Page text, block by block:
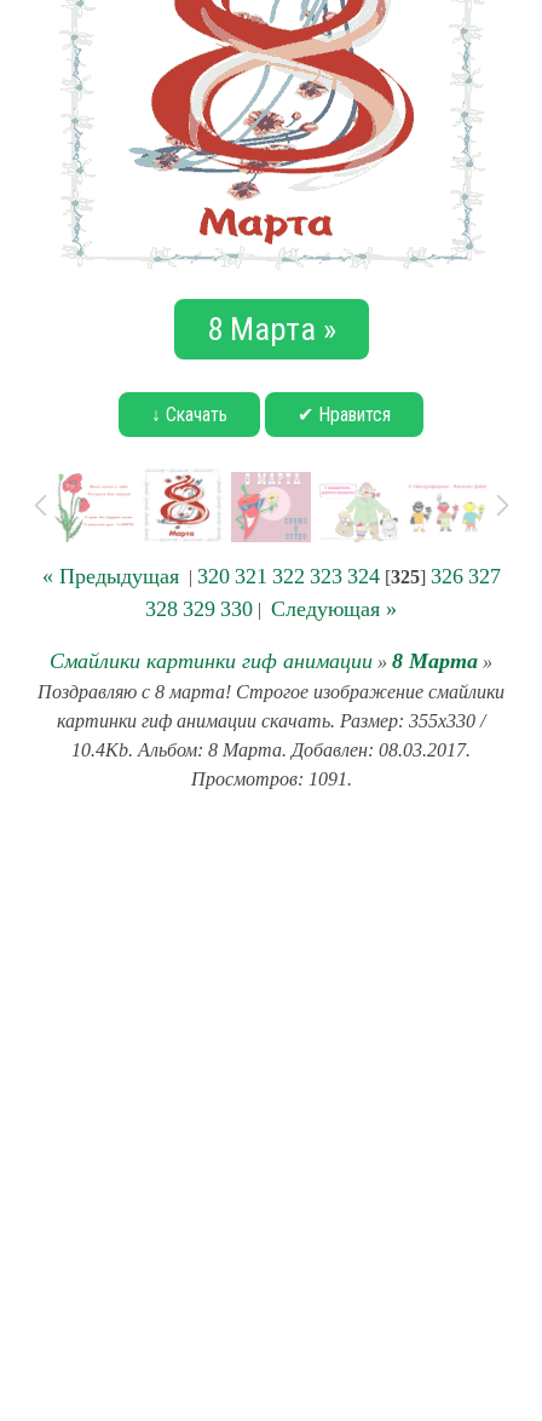
8 Марта »
↓ Скачать ✔ Нравится
« Предыдущая| 320 321 322 323 324[325] 326 327
328 329 330 | Следующая »
Смайлики картинки гиф анимации » 8 Марта »
Поздравляю с 8 марта! Строгое изображение смайлики
картинки гиф анимации скачать. Размер: 355x330 /
10.4Kb. Альбом: 8 Марта. Добавлен: 08.03.2017.
Просмотров: 1091.